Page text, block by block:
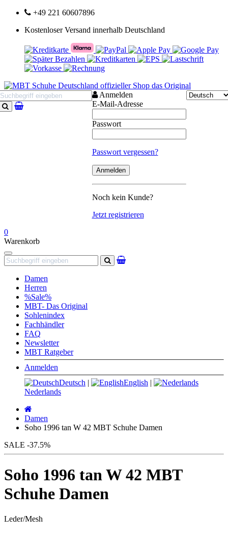
+49 221 60607896
Kostenloser Versand innerhalb Deutschland
Suchen
Anmelden
E-Mail-Adresse
Passwort
Passwort vergessen?
Noch kein Kunde?
Jetzt registrieren
0
Warenkorb
Navigation
Suchen
Damen
Herren
%Sale%
MBT- Das Original
Sohlenindex
Fachhändler
FAQ
Newsletter
MBT Ratgeber
Anmelden
Deutsch | English |
Nederlands
Damen
Soho 1996 tan W 42 MBT Schuhe Damen
SALE -37.5%
Soho 1996 tan W 42 MBT
Schuhe Damen
Leder/Mesh